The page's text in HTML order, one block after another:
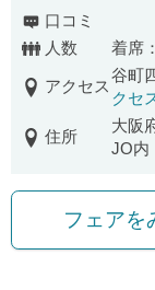
口コミ
人数
着席
アクセス
谷町
クセ
住所
大阪
JO内
フェアを